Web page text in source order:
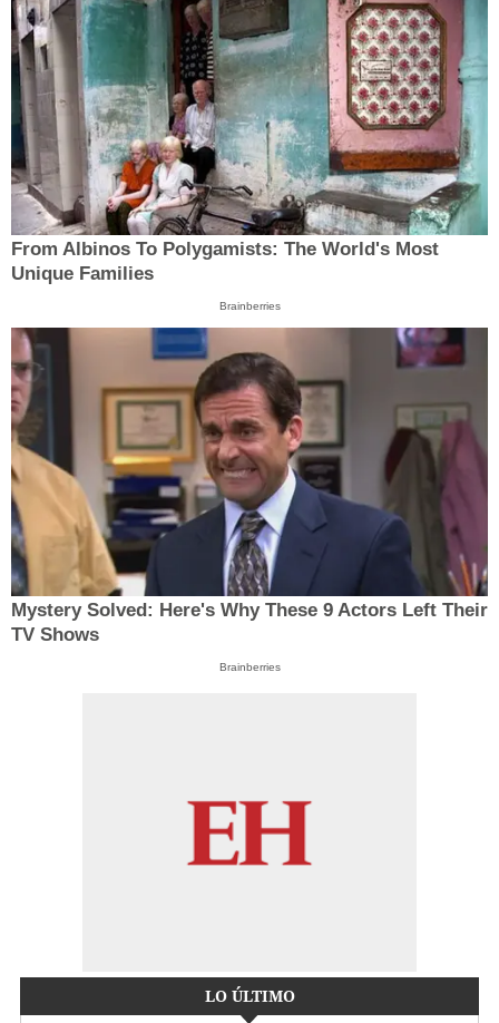
From Albinos To Polygamists: The World's Most
Unique Families
Brainberries
Mystery Solved: Here's Why These 9 Actors Left Their
TV Shows
Brainberries
LO ÚLTIMO